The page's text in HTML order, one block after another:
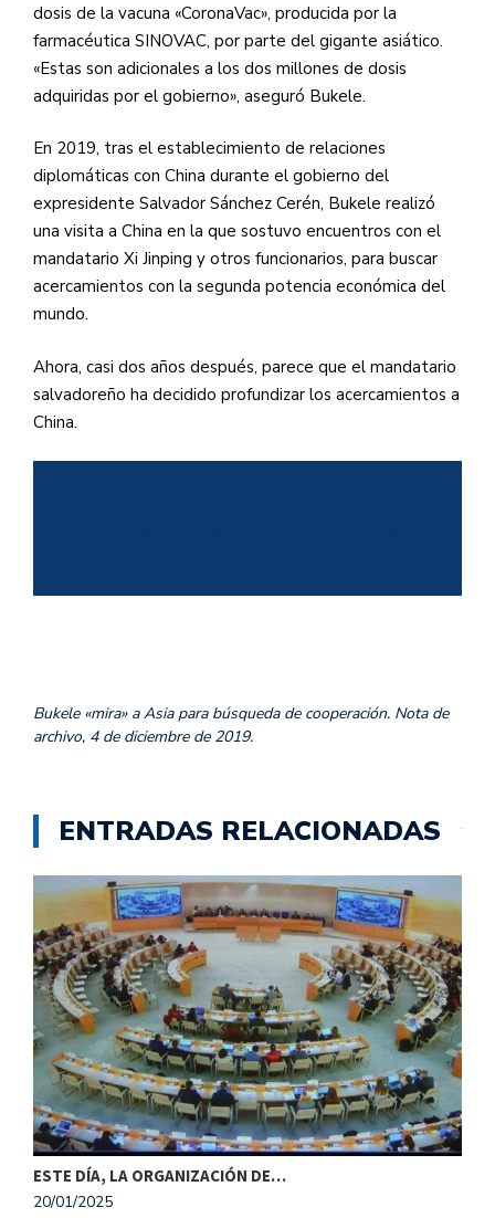
dosis de la vacuna «CoronaVac», producida por la
farmacéutica SINOVAC, por parte del gigante asiático.
«Estas son adicionales a los dos millones de dosis
adquiridas por el gobierno», aseguró Bukele.
En 2019, tras el establecimiento de relaciones
diplomáticas con China durante el gobierno del
expresidente Salvador Sánchez Cerén, Bukele realizó
una visita a China en la que sostuvo encuentros con el
mandatario Xi Jinping y otros funcionarios, para buscar
acercamientos con la segunda potencia económica del
mundo.
Ahora, casi dos años después, parece que el mandatario
salvadoreño ha decidido profundizar los acercamientos a
China.
Bukele «mira» a Asia para búsqueda de cooperación. Nota de
archivo, 4 de diciembre de 2019.
ENTRADAS RELACIONADAS
ESTE DÍA, LA ORGANIZACIÓN DE…
20/01/2025